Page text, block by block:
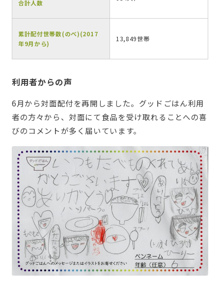
合計人数
累計配付世帯数(のべ)(2017
年9月から)
13,849世帯
利用者からの声
6月から対面配付を再開しました。グッドごはん利用
者の方々から、対面にて食品を受け取れることへの喜
びのコメントが多く届いています。